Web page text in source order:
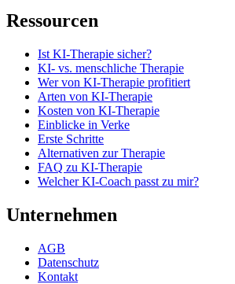
Ressourcen
Ist KI-Therapie sicher?
KI- vs. menschliche Therapie
Wer von KI-Therapie profitiert
Arten von KI-Therapie
Kosten von KI-Therapie
Einblicke in Verke
Erste Schritte
Alternativen zur Therapie
FAQ zu KI-Therapie
Welcher KI-Coach passt zu mir?
Unternehmen
AGB
Datenschutz
Kontakt